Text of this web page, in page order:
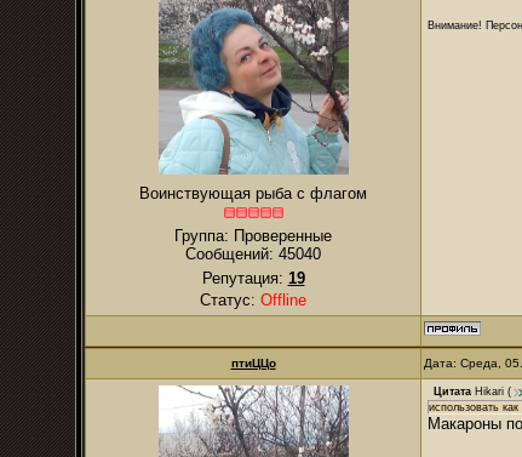
Воинствующая рыба с флагом
Группа: Проверенные
Сообщений: 45040
Репутация: 19
Статус: Offline
Внимание!
птиЦЦо Дата: Среда,
Цитата Hikari (
использовать
Макароны